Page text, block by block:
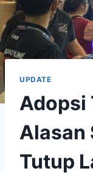
UPDATE
Adopsi
Alasan
Tutup